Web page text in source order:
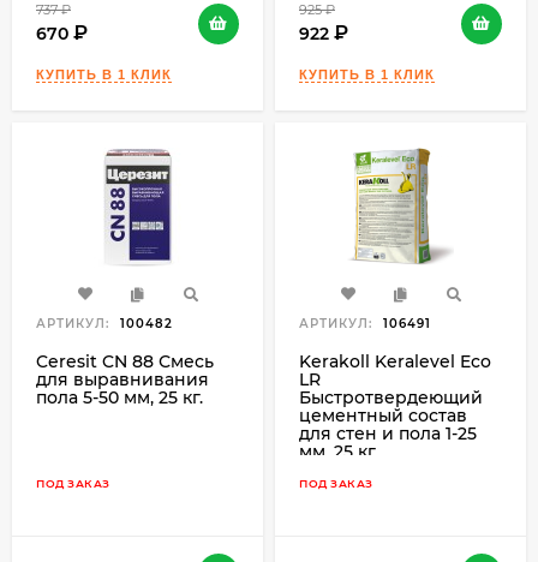
737
670
925
922
АРТИКУЛ: 100482
Ceresit CN 88 Смесь
для выравнивания
пола 5-50 мм, 25 кг.
ПОД ЗАКАЗ
АРТИКУЛ: 106491
Kerakoll Keralevel Eco
LR
Быстротвердеющий
цементный состав
для стен и пола 1-25
мм, 25 кг.
ПОД ЗАКАЗ